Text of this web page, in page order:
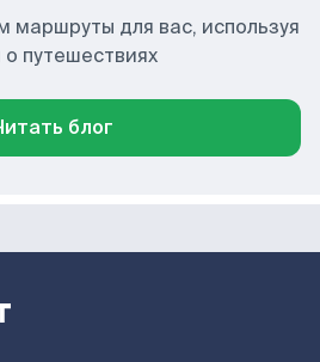
маршруты для вас, используя
путешествиях
блог